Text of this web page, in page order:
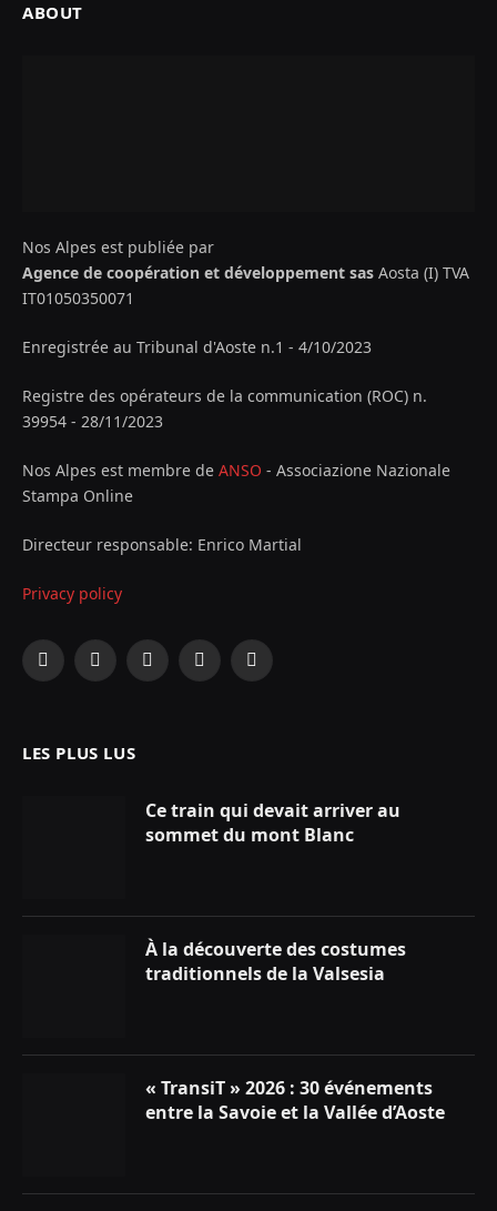
ABOUT
Nos Alpes est publiée par
Agence de coopération et développement sas Aosta (I) TVA
IT01050350071
Enregistrée au Tribunal d'Aoste n.1 - 4/10/2023
Registre des opérateurs de la communication (ROC) n.
39954 - 28/11/2023
Nos Alpes est membre de ANSO - Associazione Nazionale
Stampa Online
Directeur responsable: Enrico Martial
Privacy policy
Facebook
X
InstagramYouTubeLinkedIn
LES PLUS LUS
Ce train qui devait arriver au
sommet du mont Blanc
À la découverte des costumes
traditionnels de la Valsesia
« TransiT » 2026 : 30 événements
entre la Savoie et la Vallée d’Aoste